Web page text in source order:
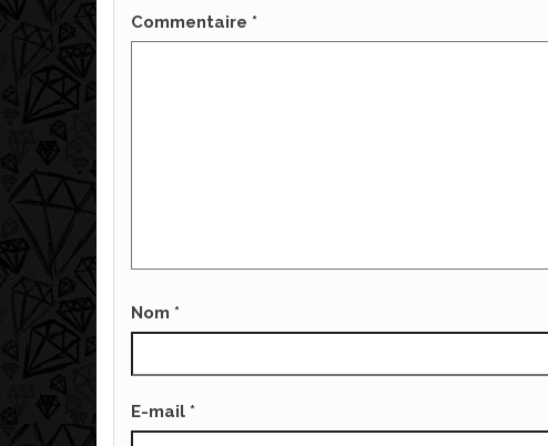
Commentaire *
Nom *
E-mail *